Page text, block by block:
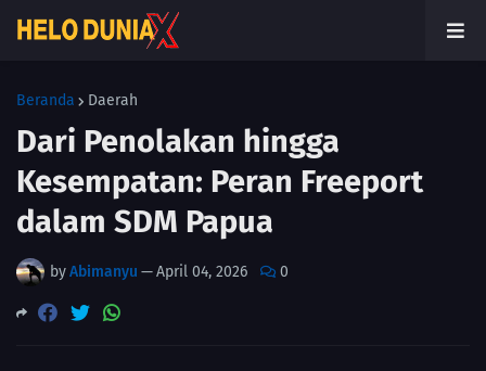
Beranda Daerah
Dari Penolakan hingga
Kesempatan: Peran Freeport
dalam SDM Papua
byAbimanyu —April 04, 2026 0